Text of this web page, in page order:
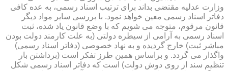
وزارت عدلیه مقتضی بداند برای ترتیب اسناد رسمی، به عده كافی
دفاتر اسناد رسمی معین خواهد نمود. با بررسی سایر مواد دیگر
قانون مرقوم، متوجه می شویم كه با وضع قانون یاد شده، ثبت
اسناد رسمی به آرامی از سیطره دولتی (به علت كارمند دولت بودن
مباشر ثبت) خارج گردیده و به نهاد خصوصی (دفاتر اسناد رسمی)
واگذار می گردد. و براساس همین طرز تفكر است (برداشتن بار
تنظیم سند از روی دوش دولت) است كه دفاتر اسناد رسمی شكل